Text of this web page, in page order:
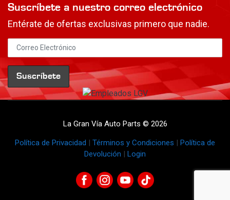
Suscríbete a nuestro correo electrónico
Entérate de ofertas exclusivas primero que nadie.
La Gran Vía Auto Parts © 2026
Política de Privacidad | Términos y Condiciones | Política de
Devolución | Login